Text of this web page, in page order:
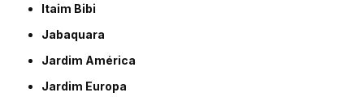
Itaim Bibi
Jabaquara
Jardim América
Jardim Europa